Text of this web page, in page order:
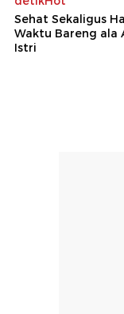
Sehat Sekaligus
Waktu Bareng ala
Istri